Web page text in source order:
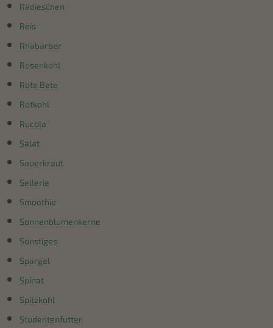
Radieschen
Reis
Rhabarber
Rosenkohl
Rote Bete
Rotkohl
Rucola
Salat
Sauerkraut
Sellerie
Smoothie
Sonnenblumenkerne
Sonstiges
Spargel
Spinat
Spitzkohl
Studentenfutter